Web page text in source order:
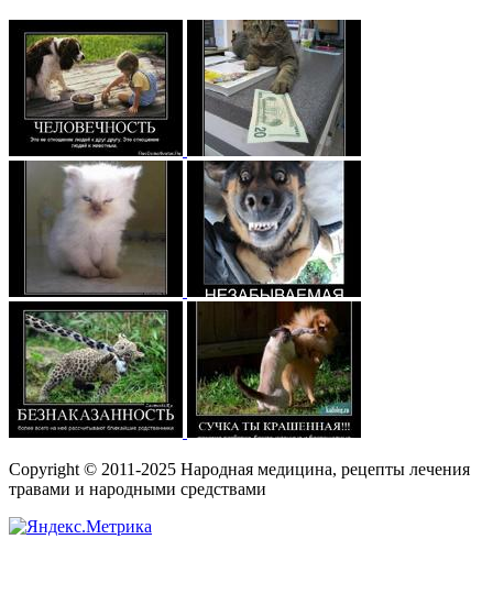
Copyright © 2011-2025 Народная медицина, рецепты лечения
травами и народными средствами